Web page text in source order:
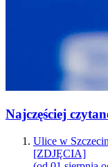
Najczęściej
Ulice w
[ZDJĘCIA]